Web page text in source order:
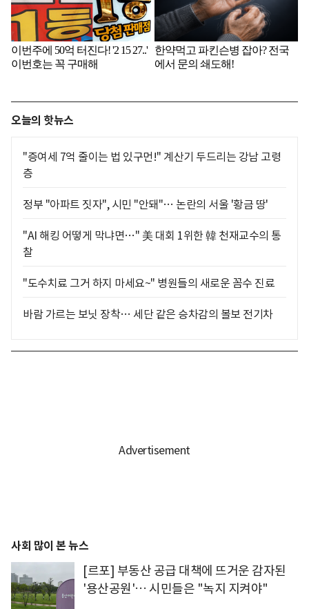
오늘의 핫뉴스
"증여세 7억 줄이는 법 있구먼!" 계산기 두드리는 강남 고령
층
정부 "아파트 짓자", 시민 "안돼"… 논란의 서울 '황금 땅'
"AI 해킹 어떻게 막냐면…" 美 대회 1위한 韓 천재교수의 통
찰
"도수치료 그거 하지 마세요~" 병원들의 새로운 꼼수 진료
바람 가르는 보닛 장착… 세단 같은 승차감의 볼보 전기차
사회 많이 본 뉴스
[르포] 부동산 공급 대책에 뜨거운 감자된
'용산공원'… 시민들은 "녹지 지켜야"